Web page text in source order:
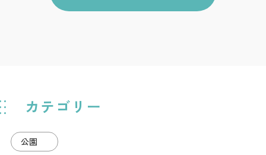
カテゴリー
公園